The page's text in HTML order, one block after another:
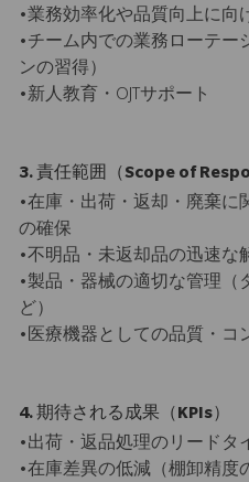
•業務効率化や品質向上に向
•チーム内での業務ローテー
ンの習得）
•新人教育・OJTサポート
3. 責任範囲（Scope of
•在庫・出荷・返却・廃棄に
の確保
•不明品・未返却品の迅速な
•製品・器械の適切な管理（
ど）
•医療機器としての品質・コ
4. 期待される成果（KPIs）
•出荷・返品処理のリードタ
•在庫差異の低減（棚卸精度